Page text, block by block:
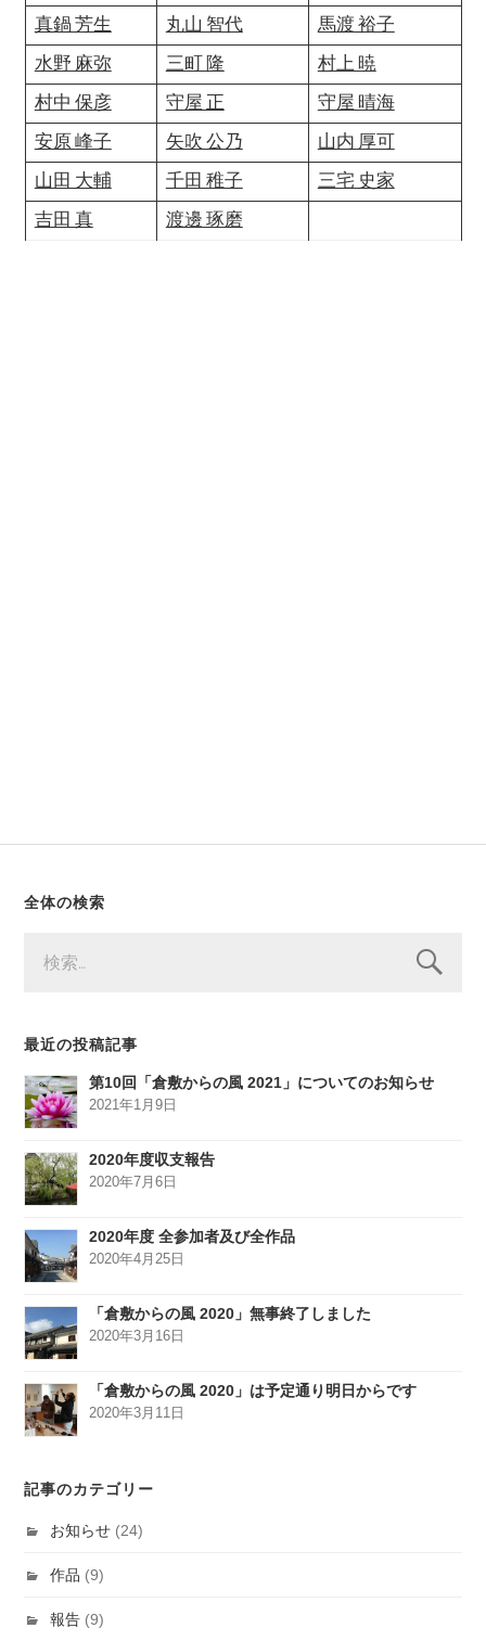
真鍋 芳生
丸山 智代
馬渡 裕子
水野 麻弥
三町 隆
村上 暁
村中 保彦
守屋 正
守屋 晴海
安原 峰子
矢吹 公乃
山内 厚可
山田 大輔
千田 稚子
三宅 史家
吉田 真
渡邊 琢磨
全体の検索
索:
最近の投稿記事
第10回「倉敷からの風 2021」についてのお知らせ
2021年1月9日
2020年度収支報告
2020年7月6日
2020年度 全参加者及び全作品
2020年4月25日
「倉敷からの風 2020」無事終了しました
2020年3月16日
「倉敷からの風 2020」は予定通り明日からです
2020年3月11日
記事のカテゴリー
お知らせ (24)
作品 (9)
報告 (9)